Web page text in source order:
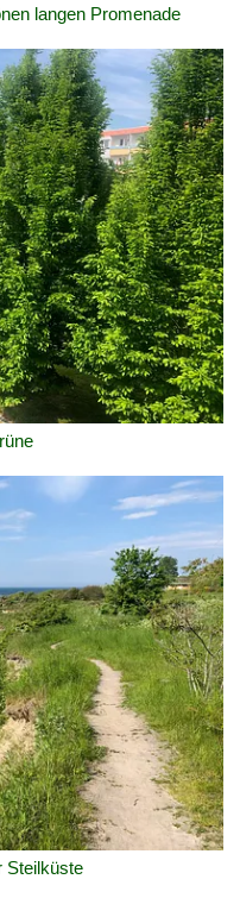
langen Promenade
Steilküste